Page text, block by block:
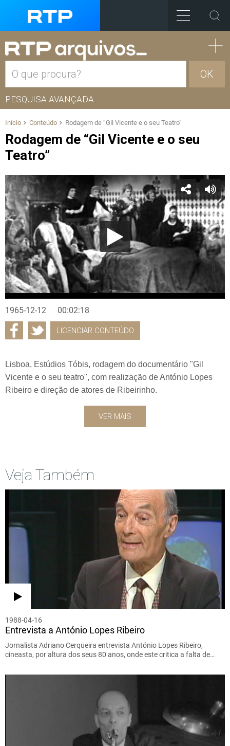
OK
PESQUISA AVANÇADA
Início Conteúdo Rodagem de “Gil Vicente e o seu Teatro”
Rodagem de “Gil Vicente e o seu
Teatro”
1965-12-12 00:02:18
LICENCIAR CONTEÚDO
Lisboa, Estúdios Tóbis, rodagem do documentário "Gil
Vicente e o seu teatro", com realização de António Lopes
Ribeiro e direção de atores de Ribeirinho.
VER MAIS
Veja Também
1988-04-16
Entrevista a António Lopes Ribeiro
Jornalista Adriano Cerqueira entrevista António Lopes Ribeiro,
cineasta, por altura dos seus 80 anos, onde este critica a falta de…